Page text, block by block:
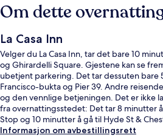
Om dette
La Casa Inn
Velger du La Casa Inn, tar det bare 10
og Ghirardelli Square. Gjestene kan se
ubetjent parkering. Det tar dessuten bare
Francisco-bukta og Pier 39. Andre
og den vennlige betjeningen. Det er ikke
fra overnattingsstedet: Det tar 8 minutter
Stop og 10 minutter å gå til Hyde St &
Informasjon om avbestillingsrett